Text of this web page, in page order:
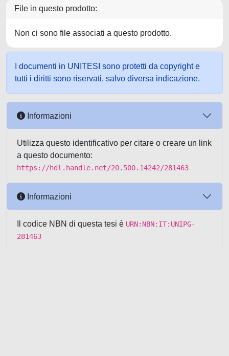
File in questo prodotto:
Non ci sono file associati a questo prodotto.
I documenti in UNITESI sono protetti da copyright e
tutti i diritti sono riservati, salvo diversa indicazione.
Informazioni
Utilizza questo identificativo per citare o creare un link
a questo documento:
https://hdl.handle.net/20.500.14242/281463
Informazioni
Il codice NBN di questa tesi è URN:NBN:IT:UNIPG-
281463